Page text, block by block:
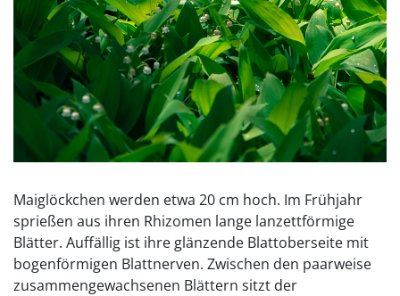
Maiglöckchen werden etwa 20 cm hoch. Im Frühjahr
sprießen aus ihren Rhizomen lange lanzettförmige
Blätter. Auffällig ist ihre glänzende Blattoberseite mit
bogenförmigen Blattnerven. Zwischen den paarweise
zusammengewachsenen Blättern sitzt der